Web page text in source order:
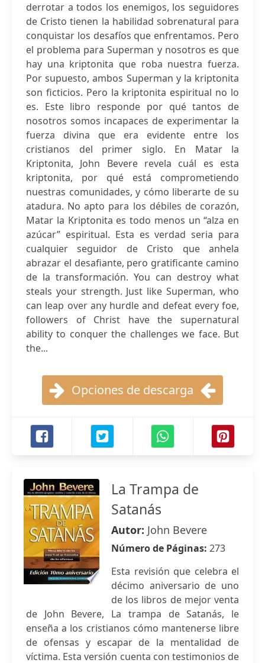
derrotar a todos los enemigos, los seguidores
de Cristo tienen la habilidad sobrenatural para
conquistar los desafíos que enfrentamos. Pero
el problema para Superman y nosotros es que
hay una kriptonita que roba nuestra fuerza.
Por supuesto, ambos Superman y la kriptonita
son ficticios. Pero la kriptonita espiritual no lo
es. Este libro responde por qué tantos de
nosotros somos incapaces de experimentar la
fuerza divina que era evidente entre los
cristianos del primer siglo. En Matar la
Kriptonita, John Bevere revela cuál es esta
kriptonita, por qué está comprometiendo
nuestras comunidades, y cómo liberarte de su
atadura. No apto para los débiles de corazón,
Matar la Kriptonita es todo menos un “alza en
azúcar” espiritual. Esta es verdad seria para
cualquier seguidor de Cristo que anhela
abrazar el desafiante, pero gratificante camino
de la transformación. You can destroy what
steals your strength. Just like Superman, who
can leap over any hurdle and defeat every foe,
followers of Christ have the supernatural
ability to conquer the challenges we face. But
the...
Opciones de descarga
La Trampa de
Satanás
Autor: John Bevere
Número de Páginas: 273
Esta revisión que celebra el
décimo aniversario de uno
de los libros de mejor venta
de John Bevere, La trampa de Satanás, le
enseña a los cristianos cómo mantenerse libre
de ofensas y escapar de la mentalidad de
víctima. Esta versión cuenta con testimonios de